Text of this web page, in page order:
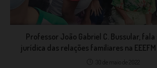
Professor João Gabriel C. Bussular,
jurídica das relações familiares na EEEFM
30 de maio de 2022